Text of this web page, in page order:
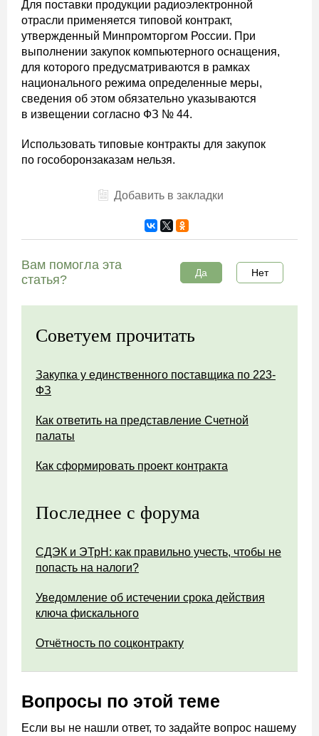
Для поставки продукции радиоэлектронной
отрасли применяется типовой контракт,
утвержденный Минпромторгом России. При
выполнении закупок компьютерного оснащения,
для которого предусматриваются в рамках
национального режима определенные меры,
сведения об этом обязательно указываются
в извещении согласно ФЗ № 44.
Использовать типовые контракты для закупок
по гособоронзаказам нельзя.
Добавить в закладки
Вам помогла эта
статья?
Да Нет
Советуем прочитать
Закупка у единственного поставщика по 223-
ФЗ
Как ответить на представление Счетной
палаты
Как сформировать проект контракта
Последнее с форума
СДЭК и ЭТрН: как правильно учесть, чтобы не
попасть на налоги?
Уведомление об истечении срока действия
ключа фискального
Отчётность по соцконтракту
Вопросы по этой теме
Если вы не нашли ответ, то задайте вопрос нашему